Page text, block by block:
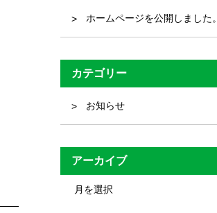
ホームページを公開しました。
カテゴリー
お知らせ
アーカイブ